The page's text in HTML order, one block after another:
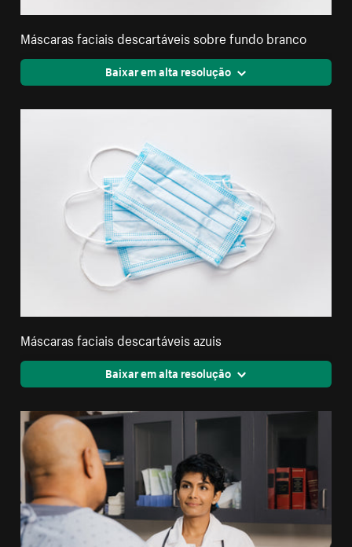
Máscaras faciais descartáveis sobre fundo branco
Baixar em alta resolução
Máscaras faciais descartáveis azuis
Baixar em alta resolução